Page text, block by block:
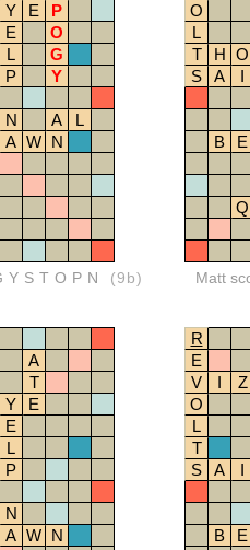
Y E
P
E
O
L
G
P
Y
N A
L
A W N
(9b)
O
L
T
H O
S
A I
B E
Q
Matt
A
T
Y
E
E
L
P
N
A W N
R
E
V
I
Z
O
L
T
S
A I
B E